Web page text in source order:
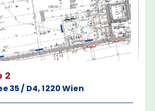
2
35 / D4, 1220 Wien